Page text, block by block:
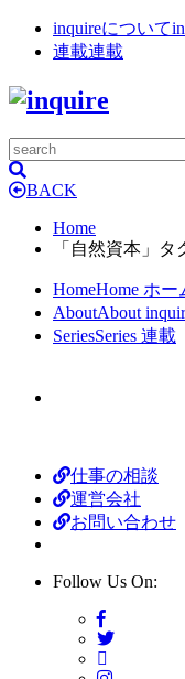
inquireについて
連載連載
BACK
Home
「自然資本」
HomeHome ホー
AboutAbout
SeriesSeries 連載
仕事の相談
運営会社
お問い合わせ
Follow Us On: